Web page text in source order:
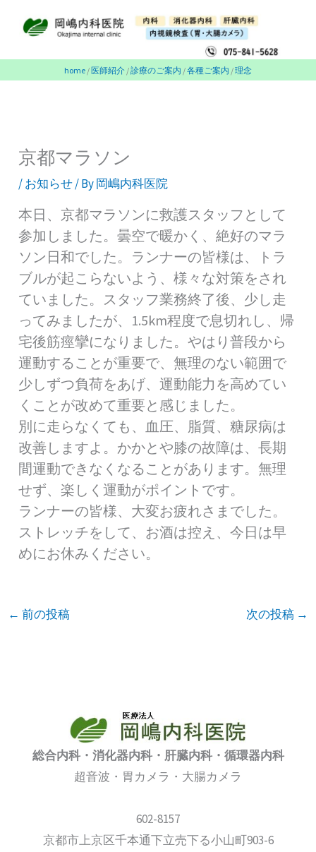
home /医師紹介 /診療のご案内 /各種ご案内 /理念
京都マラソン
/お知らせ/ By岡嶋内科医院
本日、京都マラソンに救護スタッフとして
参加しました。曇空で暖かく、絶好のマラ
ソン日和でした。ランナーの皆様は、トラ
ブルが起こらないよう、様々な対策をされ
ていました。スタッフ業務終了後、少し走
ってみましたが、1.5km程度で息切れし、帰
宅後筋痙攣になりました。やはり普段から
運動することが重要で、無理のない範囲で
少しずつ負荷をあげ、運動能力を高めてい
くことが改めて重要と感じました。
別に走らなくても、血圧、脂質、糖尿病は
改善しますよ。かかとや膝の故障は、長期
間運動できなくなることがあります。無理
せず、楽しく運動がポイントです。
ランナーの皆様、大変お疲れさまでした。
ストレッチをして、お酒は控え、今日は早
めにお休みください。
← 前の投稿 次の投稿 →
総合内科・消化器内科・肝臓内科・循環器内科
超音波・胃カメラ・大腸カメラ
602-8157
京都市上京区千本通下立売下る小山町903-6